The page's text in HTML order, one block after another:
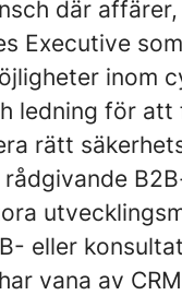
där
Executive
inom
ledning för att
rätt
eller
vana av